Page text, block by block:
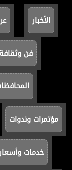
الأخبار
فن وثقافة
مؤتمرات وندوات
خدمات وأسعار